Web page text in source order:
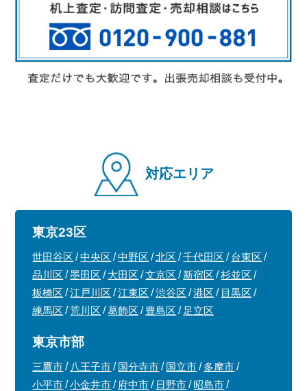
対応エリア
東京23区
世田谷区 中央区 中野区 北区 千代田区
台東区
品川区
墨田区 大田区 文京区 新宿区
杉並区
板橋区
江戸川区 江東区 渋谷区 港区
目黒区
練馬区
荒川区 葛飾区 豊島区 足立区
東京市部
三鷹市 八王子市 国分寺市 国立市
多摩市
小平市
小金井市 府中市 日野市
昭島市